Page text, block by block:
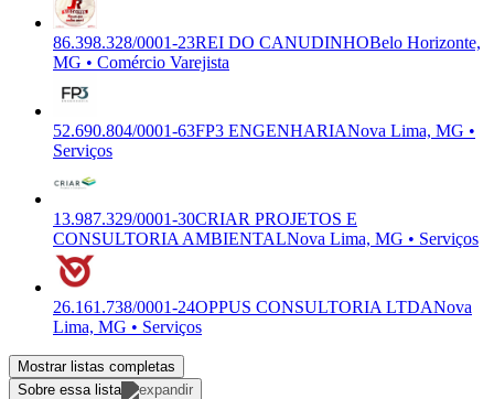
86.398.328/0001-23REI DO CANUDINHOBelo Horizonte,
MG • Comércio Varejista
52.690.804/0001-63FP3 ENGENHARIANova Lima, MG •
Serviços
13.987.329/0001-30CRIAR PROJETOS E
CONSULTORIA AMBIENTALNova Lima, MG • Serviços
26.161.738/0001-24OPPUS CONSULTORIA LTDANova
Lima, MG • Serviços
Mostrar listas completas
Sobre essa lista